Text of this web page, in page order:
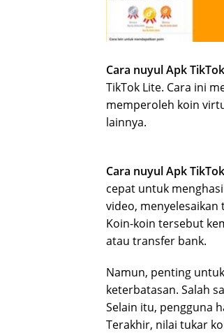
Cara nuyul Apk
TikTok Lite. Cara ini
memperoleh koin
lainnya.
Cara nuyul Apk
cepat untuk
video,
Koin-koin tersebut
atau transfer bank.
Namun, penting
keterbatasan. Salah
Selain itu, pengguna
Terakhir, nilai tukar